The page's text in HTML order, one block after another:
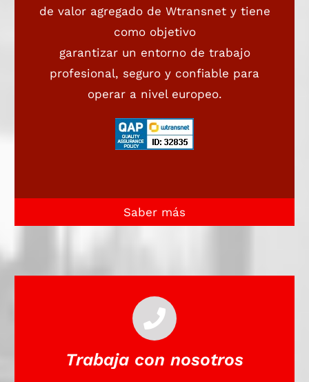
de valor agregado de Wtransnet y tiene
como objetivo
garantizar un entorno de trabajo
profesional, seguro y confiable para
operar a nivel europeo.
Saber más
Trabaja con nosotros